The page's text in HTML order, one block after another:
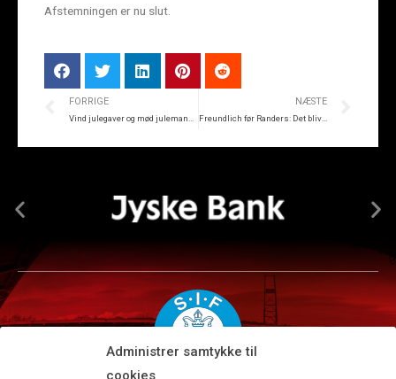
Administrer samtykke til
cookies
Afstemningen er nu slut.
FORRIGE NÆSTE
Freundlich før Randers: Det bliver en tæt affære